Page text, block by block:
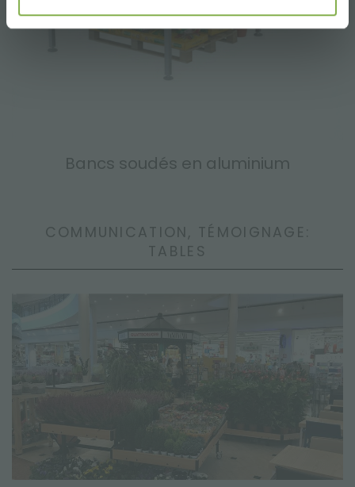
Bancs soudés en aluminium
COMMUNICATION, TÉMOIGNAGE:
TABLES